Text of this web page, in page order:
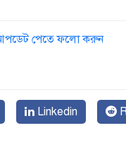
পেতে ফলো করুন
Linkedin